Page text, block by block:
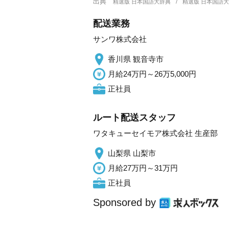
精選版 日本国語大辞典 精選版 日本国語
配送業務
サンワ株式会社
香川県 観音寺市
月給24万円～26万5,000円
正社員
ルート配送スタッフ
ワタキューセイモア株式会社 生産部
山梨県 山梨市
月給27万円～31万円
正社員
Sponsored by